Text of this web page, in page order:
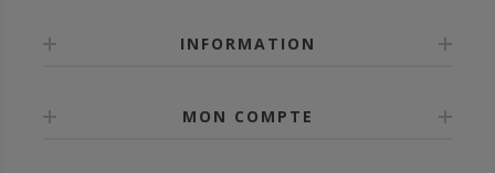
INFORMATION
MON COMPTE